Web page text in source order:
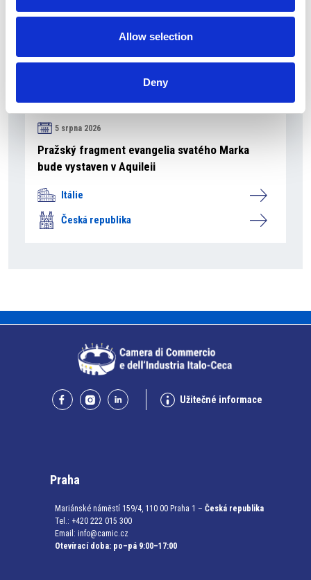
Allow selection
Deny
5 srpna 2026
Pražský fragment evangelia svatého Marka
bude vystaven v Aquileii
Itálie
Česká republika
Užitečné informace
Praha
Mariánské náměstí 159/4, 110 00 Praha 1 – Česká republika
Tel.: +420 222 015 300
Email: info@camic.cz
Otevírací doba: po–pá 9:00–17:00